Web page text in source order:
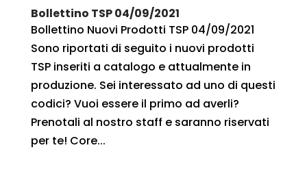
Bollettino TSP 04/09/2021
Bollettino Nuovi Prodotti TSP 04/09/2021
Sono riportati di seguito i nuovi prodotti
TSP inseriti a catalogo e attualmente in
produzione. Sei interessato ad uno di questi
codici? Vuoi essere il primo ad averli?
Prenotali al nostro staff e saranno riservati
per te! Core...